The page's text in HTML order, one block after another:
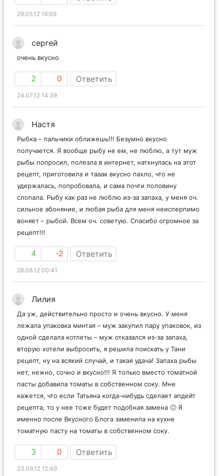
29.05.12 16:09
сергей
очень вкусно
2 0 Ответить
24.07.12 14:39
Настя
Рыбка – пальчики оближешь!!! Безумно вкусно
получается. Я вообще рыбу не ем, не люблю, а тут муж
рыбы попросил, полезла в интернет, наткнулась на этот
рецепт, приготовила и тааак вкусно пахло, что не
удержалась, попробовала, и сама почти половину
слопала. Рыбу как раз не люблю из-за запаха, у меня оч.
сильное абоняние, и любая рыба для меня неисперпимо
воняет – рыбой. Всем оч. советую. Спасибо огромное за
рецепт!!!
4 -2 Ответить
28.08.12 00:41
Лилия
Да уж, действительно просто и очень вкусно. У меня
лежала упаковка минтая – муж закупил пару упаковок, из
одной сделала котлеты – муж отказался из-за запаха,
вторую хотели выбросить, я решила поискать у Тани
рецепт, ну на всякий случай, и такая удача! Запаха рыбы
нет, нежно, сочно и вкусно!!! Я только вместо томатной
пасты добавила томаты в собственном соку. Мне
кажется, что если Татьяна когда-нибудь сделает апдейт
рецепта, то у нее тоже будет подобная замена 🙂 Я
именно после Вкусного Блога заменила на кухне
томатную пасту на томаты в собственном соку.
3 0 Ответить
23.09.12 12:49